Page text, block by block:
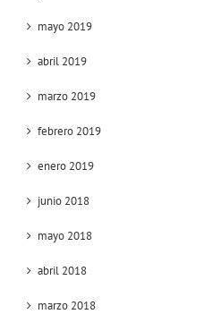
mayo 2019
abril 2019
marzo 2019
febrero 2019
enero 2019
junio 2018
mayo 2018
abril 2018
marzo 2018